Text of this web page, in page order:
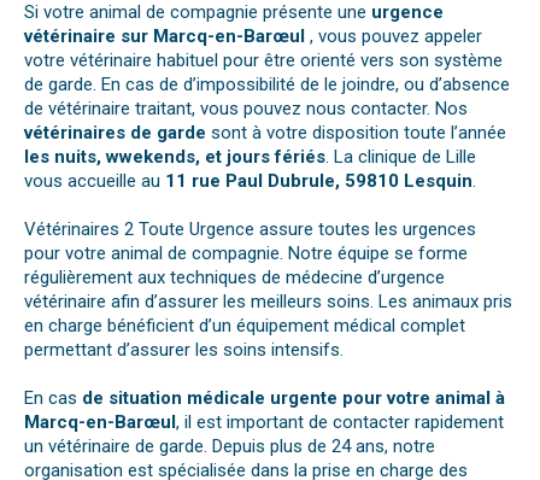
Si votre animal de compagnie présente une urgence
vétérinaire sur Marcq-en-Barœul , vous pouvez appeler
votre vétérinaire habituel pour être orienté vers son système
de garde. En cas de d’impossibilité de le joindre, ou d’absence
de vétérinaire traitant, vous pouvez nous contacter. Nos
vétérinaires de garde sont à votre disposition toute l’année
les nuits, wwekends, et jours fériés. La clinique de Lille
vous accueille au 11 rue Paul Dubrule, 59810 Lesquin.
Vétérinaires 2 Toute Urgence assure toutes les urgences
pour votre animal de compagnie. Notre équipe se forme
régulièrement aux techniques de médecine d’urgence
vétérinaire afin d’assurer les meilleurs soins. Les animaux pris
en charge bénéficient d’un équipement médical complet
permettant d’assurer les soins intensifs.
En cas de situation médicale urgente pour votre animal à
Marcq-en-Barœul, il est important de contacter rapidement
un vétérinaire de garde. Depuis plus de 24 ans, notre
organisation est spécialisée dans la prise en charge des